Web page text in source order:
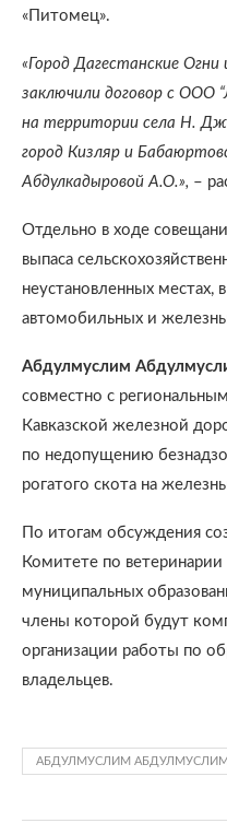
«Питомец».
«Город Дагестанские
заключили договор с ООО
на территории села Н.
город Кизляр и
Абдулкадыровой А.О.», –
Отдельно в ходе
выпаса
неустановленных местах,
автомобильных и
Абдулмуслим
совместно с
Кавказской железной
по недопущению
рогатого скота на
По итогам обсуждения
Комитете по ветеринарии
муниципальных
члены которой будут
организации работы по
владельцев.
АБДУЛМУСЛИМ